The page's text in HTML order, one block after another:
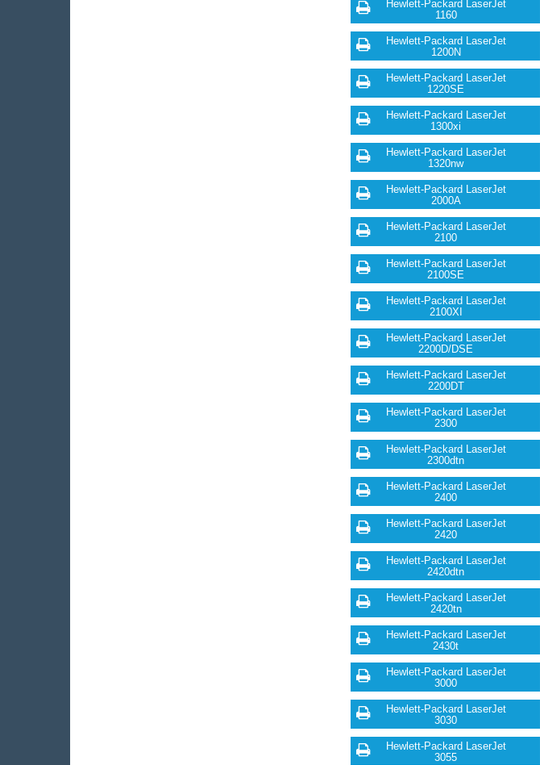
Hewlett-Packard LaserJet
1160
Hewlett-Packard LaserJet
1200N
Hewlett-Packard LaserJet
1220SE
Hewlett-Packard LaserJet
1300xi
Hewlett-Packard LaserJet
1320nw
Hewlett-Packard LaserJet
2000A
Hewlett-Packard LaserJet
2100
Hewlett-Packard LaserJet
2100SE
Hewlett-Packard LaserJet
2100XI
Hewlett-Packard LaserJet
2200D/DSE
Hewlett-Packard LaserJet
2200DT
Hewlett-Packard LaserJet
2300
Hewlett-Packard LaserJet
2300dtn
Hewlett-Packard LaserJet
2400
Hewlett-Packard LaserJet
2420
Hewlett-Packard LaserJet
2420dtn
Hewlett-Packard LaserJet
2420tn
Hewlett-Packard LaserJet
2430t
Hewlett-Packard LaserJet
3000
Hewlett-Packard LaserJet
3030
Hewlett-Packard LaserJet
3055